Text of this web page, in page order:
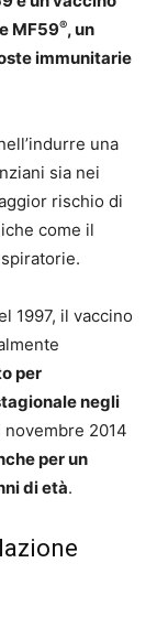
MF59®, un
immunitarie
una
sia nei
rischio di
come il
1997, il vaccino
per
negli
novembre 2014
per un
di età.